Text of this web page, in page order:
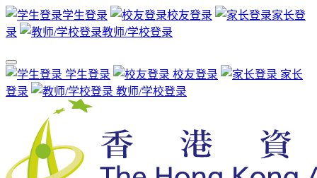
学生登录 校友登录
家长登
录
教师/学校登录
学生登录 校友登录
家长
登录
教师/学校登录